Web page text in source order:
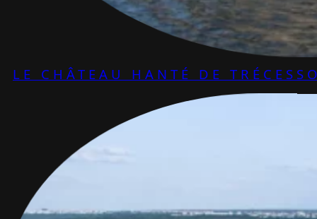
LE CHÂTEAU HANTÉ DE